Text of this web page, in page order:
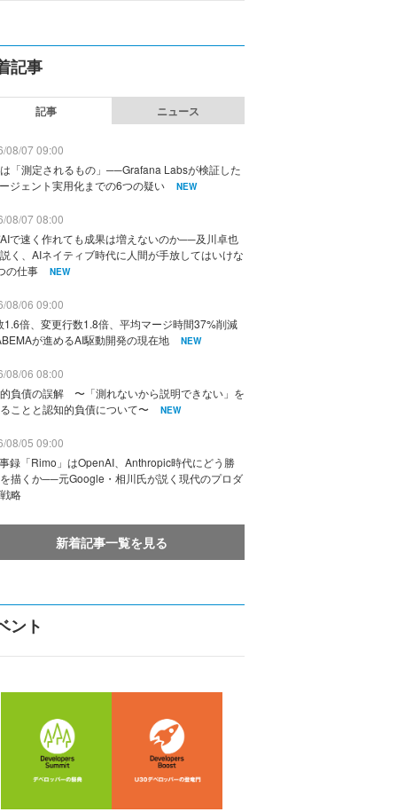
記事
記事 ニュース
08/07 09:00
「測定されるもの」──Grafana Labsが検証した
ジェント実用化までの6つの疑い
NEW
08/07 08:00
で速く作れても成果は増えないのか──及川卓也
く、AIネイティブ時代に人間が手放してはいけな
の仕事
NEW
08/06 09:00
1.6倍、変更行数1.8倍、平均マージ時間37%削減
が進めるAI駆動開発の現在地
NEW
08/06 08:00
負債の誤解 〜「測れないから説明できない」を
ことと認知的負債について〜
NEW
08/05 09:00
録「Rimo」はOpenAI、Anthropic時代にどう勝
描くか──元Google・相川氏が説く現代のプロダ
略
新着記事一覧を見る
ント